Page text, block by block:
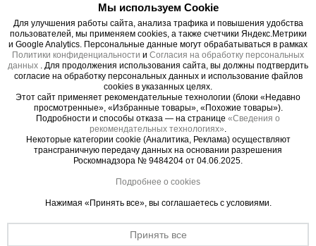
Чеченская Республика, городской округ г. Аргун, с.
Бердыкель, ул. Торговая, 13
+7 (938) 992-1-992
Мы используем Cookie
Для улучшения работы сайта, анализа трафика и повышения удобства
пользователей, мы применяем cookies, а также счетчики Яндекс.Метрики
и Google Analytics. Персональные данные могут обрабатываться в рамках
Политики конфиденциальности и Согласия на обработку персональных
данных
. Для продолжения использования сайта, вы должны подтвердить
согласие на обработку персональных данных и использование файлов
cookies в указанных целях.
Этот сайт применяет рекомендательные технологии (блоки «Недавно
просмотренные», «Избранные товары», «Похожие товары»).
Подробности и способы отказа — на странице «Сведения о
рекомендательных технологиях»
Некоторые категории cookie (Аналитика, Реклама) осуществляют
трансграничную передачу данных на основании разрешения
Роскомнадзора № 9484204 от 04.06.2025.
Подробнее о cookies
Нажимая «Принять все», вы соглашаетесь с условиями.
Принять все